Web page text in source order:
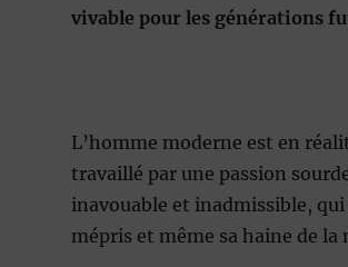
vivable pour les générations
L’homme moderne est en
travaillé par une passion
inavouable et inadmissible, qui
mépris et même sa haine de la